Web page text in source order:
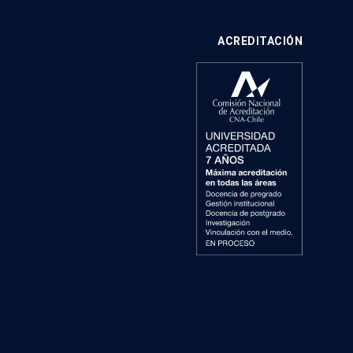
ACREDITACIÓN